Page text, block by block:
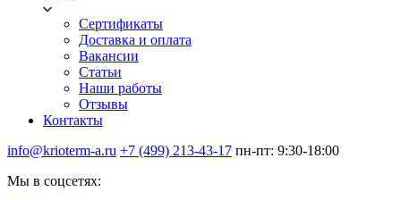
Сертификаты
Доставка и оплата
Вакансии
Статьи
Наши работы
Отзывы
Контакты
info@krioterm-a.ru +7 (499) 213-43-17 пн-пт: 9:30-18:00
Мы в соцсетях: